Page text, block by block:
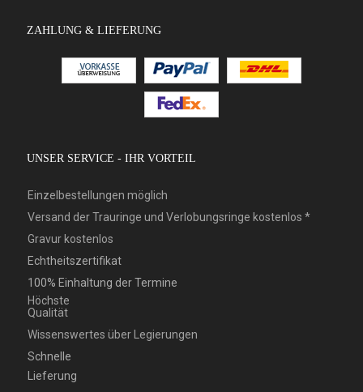
ZAHLUNG & LIEFERUNG
UNSER SERVICE - IHR VORTEIL
Einzelbestellungen möglich
Versand der Trauringe und Verlobungsringe kostenlos *
Gravur kostenlos
Echtheitszertifikat
100% Einhaltung der Termine
Höchste
Qualität
Wissenswertes über Legierungen
Schnelle
Lieferung